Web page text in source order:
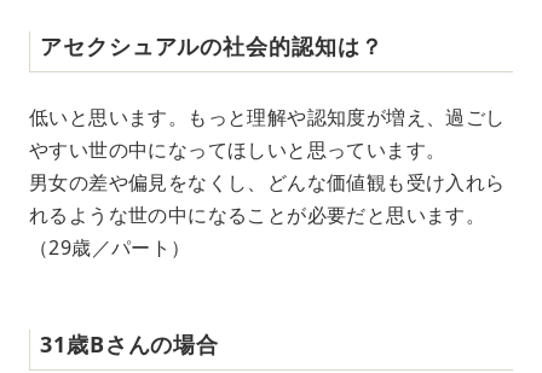
アセクシュアルの社会的認知は？
低いと思います。もっと理解や認知度が増え、過ごし
やすい世の中になってほしいと思っています。
男女の差や偏見をなくし、どんな価値観も受け入れら
れるような世の中になることが必要だと思います。
（29歳／パート）
31歳Bさんの場合